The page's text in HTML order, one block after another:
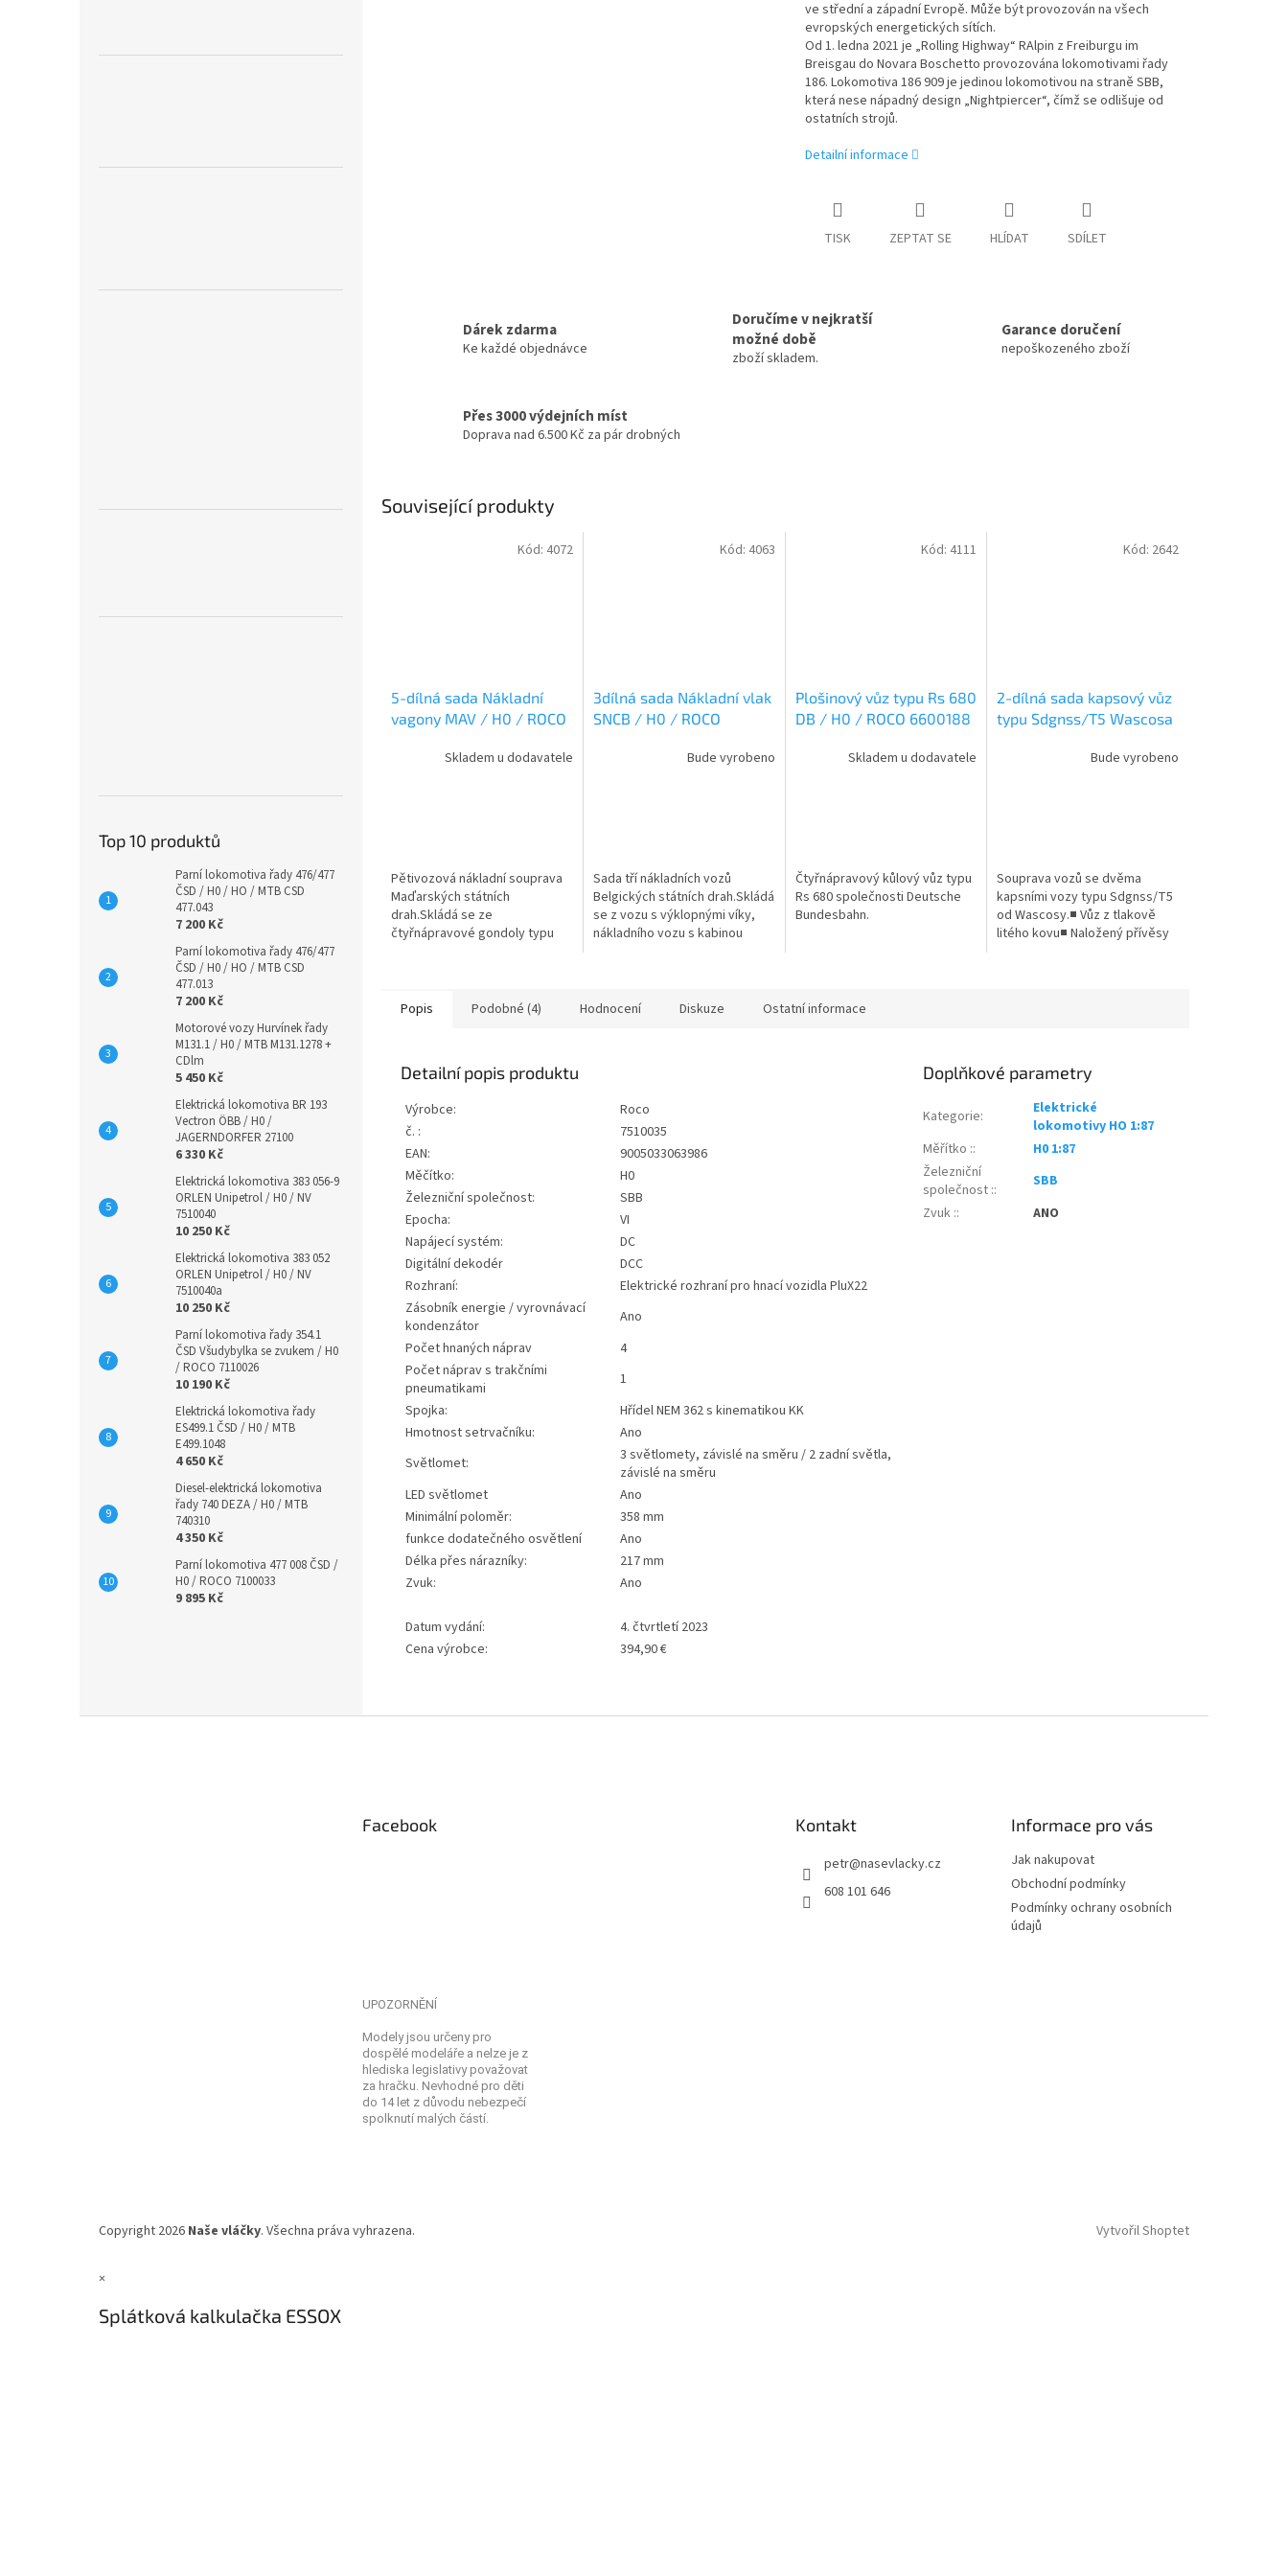
Top 10 produktů
Parní lokomotiva řady 476/477
ČSD / H0 / HO / MTB CSD
477.043
7 200 Kč
Parní lokomotiva řady 476/477
ČSD / H0 / HO / MTB CSD
477.013
7 200 Kč
Motorové vozy Hurvínek řady
M131.1 / H0 / MTB M131.1278 +
CDlm
5 450 Kč
Elektrická lokomotiva BR 193
Vectron ÖBB / H0 /
JAGERNDORFER 27100
6 330 Kč
Elektrická lokomotiva 383 056-9
ORLEN Unipetrol / H0 / NV
7510040
10 250 Kč
Elektrická lokomotiva 383 052
ORLEN Unipetrol / H0 / NV
7510040a
10 250 Kč
Parní lokomotiva řady 354.1
ČSD Všudybylka se zvukem / H0
/ ROCO 7110026
10 190 Kč
Elektrická lokomotiva řady
ES499.1 ČSD / H0 / MTB
E499.1048
4 650 Kč
Diesel-elektrická lokomotiva
řady 740 DEZA / H0 / MTB
740310
4 350 Kč
Parní lokomotiva 477 008 ČSD /
H0 / ROCO 7100033
9 895 Kč
ve střední a západní Evropě. Může být provozován na všech
evropských energetických sítích.
Od 1. ledna 2021 je „Rolling Highway“ RAlpin z Freiburgu im
Breisgau do Novara Boschetto provozována lokomotivami řady
186. Lokomotiva 186 909 je jedinou lokomotivou na straně SBB,
která nese nápadný design „Nightpiercer“, čímž se odlišuje od
ostatních strojů.
Detailní informace
TISK ZEPTAT SE HLÍDAT SDÍLET
Dárek zdarma
Ke každé objednávce
Doručíme v nejkratší
možné době
zboží skladem.
Garance doručení
nepoškozeného zboží
Přes 3000 výdejních míst
Doprava nad 6.500 Kč za pár drobných
Související produkty
5-dílná sada Nákladní
vagony MAV / H0 / ROCO
Skladem u dodavatele
Pětivozová nákladní souprava
Maďarských státních
drah.Skládá se ze
čtyřnápravové gondoly typu
brzdaře...
Kód: 4072
3dílná sada Nákladní vlak
SNCB / H0 / ROCO
Bude vyrobeno
Sada tří nákladních vozů
Belgických státních drah.Skládá
se z vozu s výklopnými víky,
nákladního vozu s kabinou
Kód: 4063
Plošinový vůz typu Rs 680
DB / H0 / ROCO 6600188
Skladem u dodavatele
Čtyřnápravový kůlový vůz typu
Rs 680 společnosti Deutsche
Bundesbahn.
Kód: 4111
2-dílná sada kapsový vůz
typu Sdgnss/T5 Wascosa
Bude vyrobeno
Souprava vozů se dvěma
kapsními vozy typu Sdgnss/T5
od Wascosy.■ Vůz z tlakově
litého kovu■ Naložený přívěsy
Kód: 2642
Popis Podobné (4) Hodnocení Diskuze Ostatní informace
Detailní popis produktu
Výrobce:
Roco
č. :
7510035
EAN:
9005033063986
Měčítko:
H0
Železniční společnost:
SBB
Epocha:
VI
Napájecí systém:
DC
Digitální dekodér
DCC
Rozhraní:
Elektrické rozhraní pro hnací vozidla PluX22
Zásobník energie / vyrovnávací
kondenzátor
Ano
Počet hnaných náprav
4
Počet náprav s trakčními
pneumatikami
1
Spojka:
Hřídel NEM 362 s kinematikou KK
Hmotnost setrvačníku:
Ano
Světlomet:
3 světlomety, závislé na směru / 2 zadní světla,
závislé na směru
LED světlomet
Ano
Minimální poloměr:
358 mm
funkce dodatečného osvětlení
Ano
Délka přes nárazníky:
217 mm
Zvuk:
Ano
Datum vydání:
4. čtvrtletí 2023
Cena výrobce:
394,90 €
Doplňkové parametry
Kategorie:
Elektrické
lokomotivy HO 1:87
Měřítko ::
H0 1:87
Železniční
společnost ::
SBB
Zvuk :: ANO
Facebook Kontakt
petr@nasevlacky.cz
608 101 646
Informace pro vás
Jak nakupovat
Obchodní podmínky
Podmínky ochrany osobních
údajů
UPOZORNĚNÍ
Modely jsou určeny pro
dospělé modeláře a nelze je z
hlediska legislativy považovat
za hračku. Nevhodné pro děti
do 14 let z důvodu nebezpečí
spolknutí malých částí.
Vytvořil Shoptet
Copyright 2026 Naše vláčky. Všechna práva vyhrazena.
×
Splátková kalkulačka ESSOX